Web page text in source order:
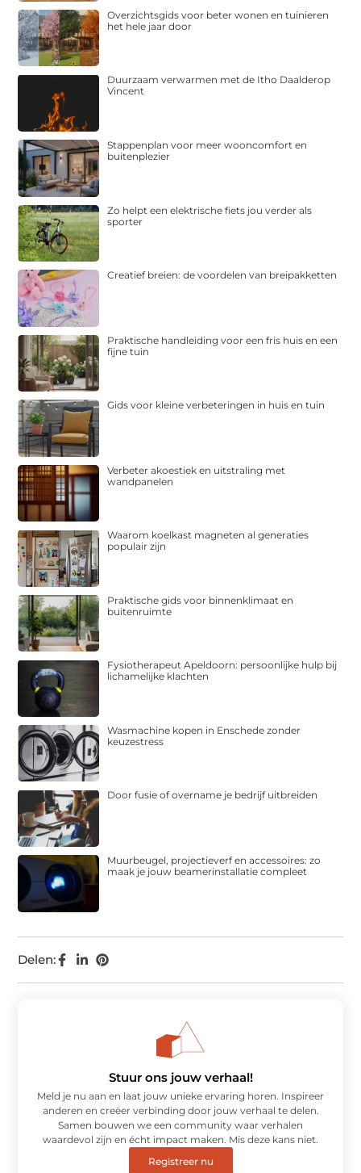
Delen:
Overzichtsgids voor beter wonen en tuinieren
het hele jaar door
Duurzaam verwarmen met de Itho Daalderop
Vincent
Stappenplan voor meer wooncomfort en
buitenplezier
Zo helpt een elektrische fiets jou verder als
sporter
Creatief breien: de voordelen van breipakketten
Praktische handleiding voor een fris huis en een
fijne tuin
Gids voor kleine verbeteringen in huis en tuin
Verbeter akoestiek en uitstraling met
wandpanelen
Waarom koelkast magneten al generaties
populair zijn
Praktische gids voor binnenklimaat en
buitenruimte
Fysiotherapeut Apeldoorn: persoonlijke hulp bij
lichamelijke klachten
Wasmachine kopen in Enschede zonder
keuzestress
Door fusie of overname je bedrijf uitbreiden
Muurbeugel, projectieverf en accessoires: zo
maak je jouw beamerinstallatie compleet
Stuur ons jouw verhaal!
Meld je nu aan en laat jouw unieke ervaring horen. Inspireer
anderen en creëer verbinding door jouw verhaal te delen.
Samen bouwen we een community waar verhalen
waardevol zijn en écht impact maken. Mis deze kans niet.
Registreer nu